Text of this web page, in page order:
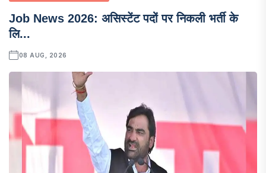
Job News 2026: असिस्टेंट पदों पर निकली भर्ती के
लि...
08 AUG, 2026